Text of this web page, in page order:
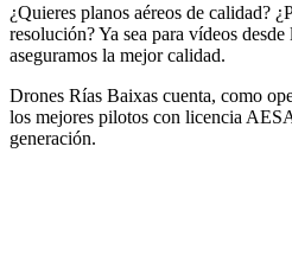
¿Quieres planos aéreos de calidad?
resolución? Ya sea para vídeos
aseguramos la mejor calidad.
Drones Rías Baixas cuenta, como
los mejores pilotos con licencia
generación.